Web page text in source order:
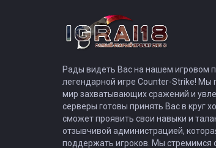
Рады видеть Вас на нашем игровом
легендарной игре Counter-Strike! Мы
мир захватывающих сражений и
серверы готовы принять Вас в круг
сможет проявить свои навыки и
отзывчивой администрацией,
поддержать игроков. Мы стремимся